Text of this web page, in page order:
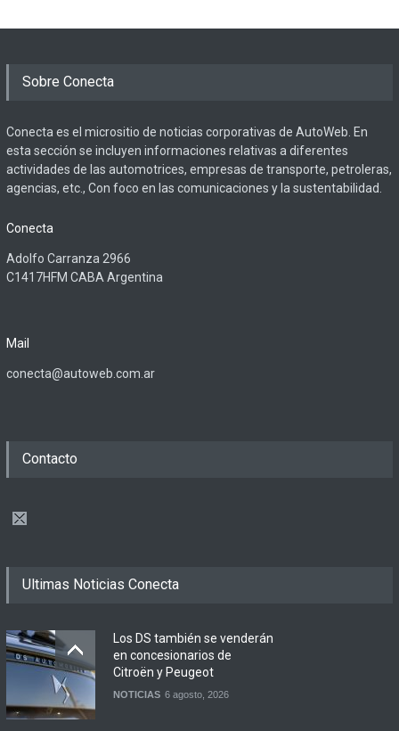
Sobre Conecta
Conecta es el micrositio de noticias corporativas de AutoWeb. En
esta sección se incluyen informaciones relativas a diferentes
actividades de las automotrices, empresas de transporte, petroleras,
agencias, etc., Con foco en las comunicaciones y la sustentabilidad.
Conecta
Adolfo Carranza 2966
C1417HFM CABA Argentina
Mail
conecta@autoweb.com.ar
Contacto
Ultimas Noticias Conecta
Los DS también se venderán
en concesionarios de
Citroën y Peugeot
NOTICIAS 6 agosto, 2026